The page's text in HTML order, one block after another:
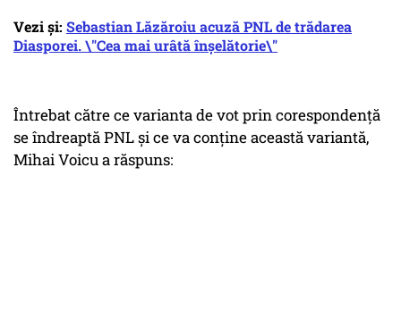
Vezi și: Sebastian Lăzăroiu acuză PNL de trădarea
Diasporei. \"Cea mai urâtă înșelătorie\"
Întrebat către ce varianta de vot prin corespondență
se îndreaptă PNL și ce va conține această variantă,
Mihai Voicu a răspuns: